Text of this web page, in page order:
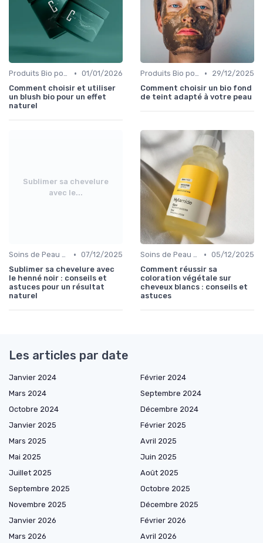
Produits Bio pour les Joues • 01/01/2026
Comment choisir et utiliser
un blush bio pour un effet
naturel
Produits Bio pour le Teint •
29/12/2025
Comment choisir un bio fond
de teint adapté à votre peau
Sublimer sa chevelure
avec le...
Soins de Peau Bio et Pré-Maquillage • 07/12/2025
Sublimer sa chevelure avec
le henné noir : conseils et
astuces pour un résultat
naturel
Soins de Peau Bio et Pré-Maquillage • 05/12/2025
Comment réussir sa
coloration végétale sur
cheveux blancs : conseils et
astuces
Les articles par date
Janvier 2024
Février 2024
Mars 2024
Septembre 2024
Octobre 2024
Décembre 2024
Janvier 2025
Février 2025
Mars 2025
Avril 2025
Mai 2025
Juin 2025
Juillet 2025
Août 2025
Septembre 2025
Octobre 2025
Novembre 2025
Décembre 2025
Janvier 2026
Février 2026
Mars 2026
Avril 2026